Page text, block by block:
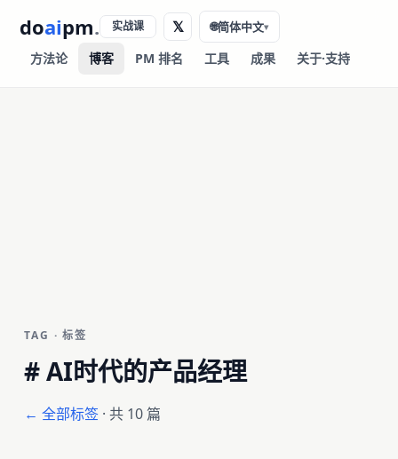
doaipm.
方法论 博客 PM 排名 工具 成果 关于·支持
实战课 𝕏 🌐简体中文▾
TAG · 标签
#AI时代的产品经理
← 全部标签· 共 10 篇